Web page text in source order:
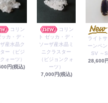
コリン
ッカ・デ・
産水晶ク
ー（ビジ
ォーツ）
円(税込)
コリン
ト ゼッカ・デ・
ソーザ産水晶ミ
ニクラスター
（ビジョンクォ
ーツ）
7,000円(税込)
ライトサ
ーンペン
SV ～
28,600